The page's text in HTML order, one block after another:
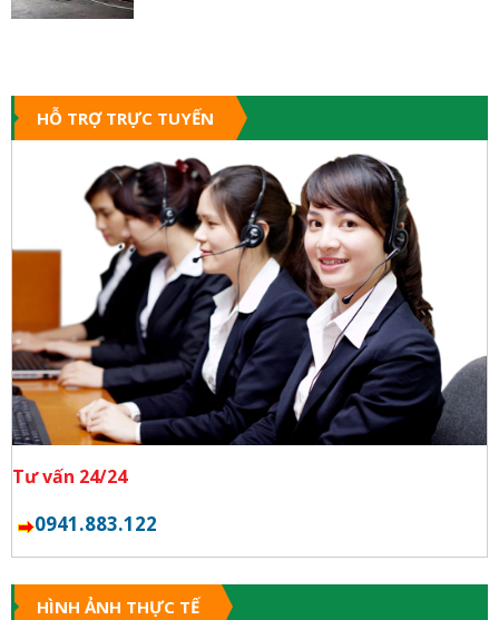
HỖ TRỢ TRỰC TUYẾN
Tư vấn 24/24
0941.883.122
HÌNH ẢNH THỰC TẾ